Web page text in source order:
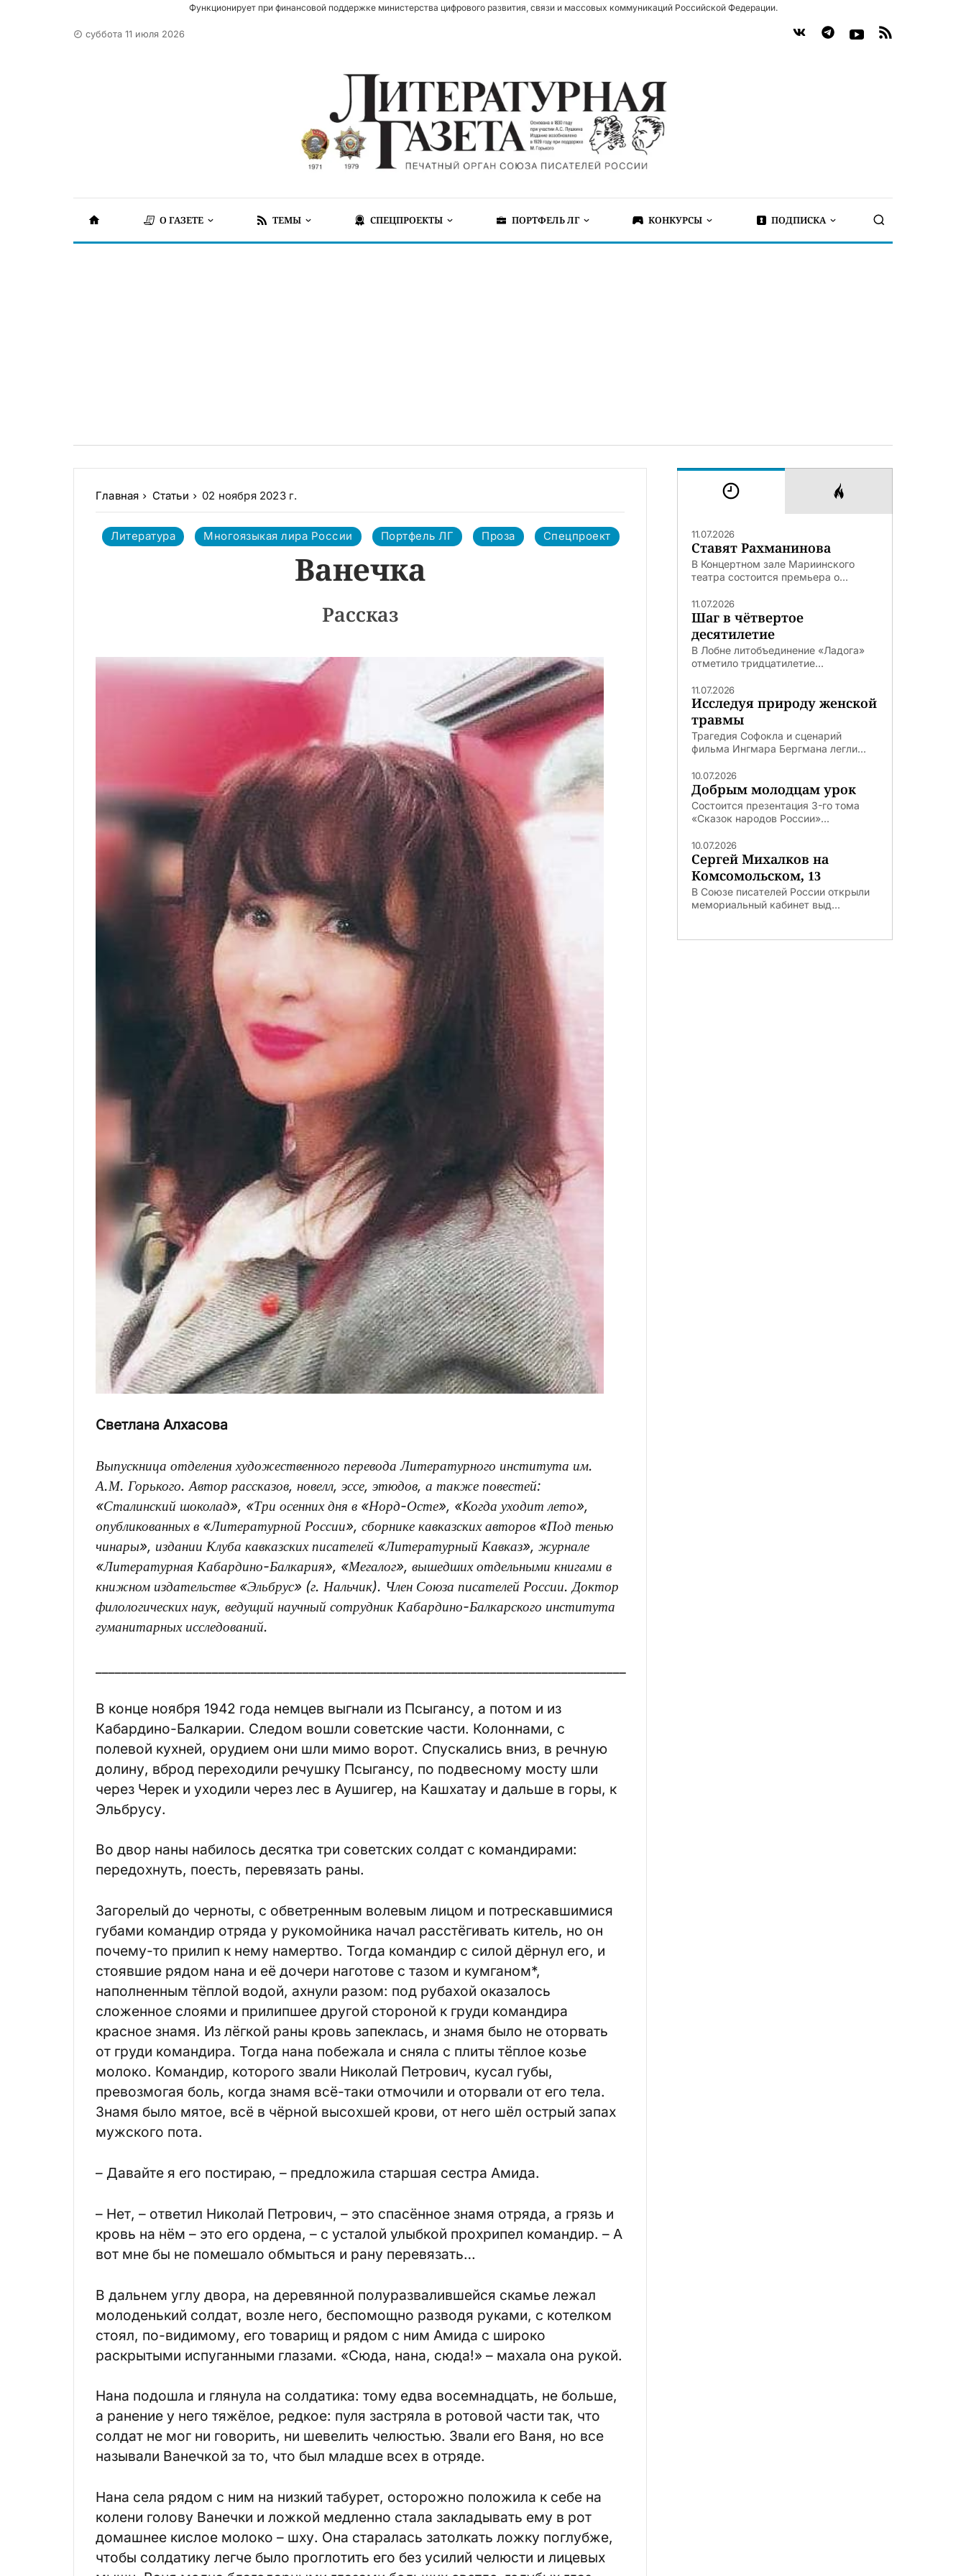
Функционирует при финансовой поддержке министерства цифрового развития, связи и массовых коммуникаций Российской Федерации.
суббота 11 июля 2026
О ГАЗЕТЕ ТЕМЫ СПЕЦПРОЕКТЫ ПОРТФЕЛЬ ЛГ КОНКУРСЫ ПОДПИСКА
Главная Статьи 02 ноября 2023 г.
Литература Многоязыкая лира России Портфель ЛГ Проза Спецпроект
Ванечка
Рассказ
Светлана Алхасова
Выпускница отделения художественного перевода Литературного института им.
А.М. Горького. Автор рассказов, новелл, эссе, этюдов, а также повестей:
«Сталинский шоколад», «Три осенних дня в «Норд-Осте», «Когда уходит лето»,
опубликованных в «Литературной России», сборнике кавказских авторов «Под тенью
чинары», издании Клуба кавказских писателей «Литературный Кавказ», журнале
«Литературная Кабардино-Балкария», «Мегалог», вышедших отдельными книгами в
книжном издательстве «Эльбрус» (г. Нальчик). Член Союза писателей России. Доктор
филологических наук, ведущий научный сотрудник Кабардино-Балкарского института
гуманитарных исследований.
В конце ноября 1942 года немцев выгнали из Псыгансу, а потом и из
Кабардино-Балкарии. Следом вошли советские части. Колоннами, с
полевой кухней, орудием они шли мимо ворот. Спускались вниз, в речную
долину, вброд переходили речушку Псыгансу, по подвесному мосту шли
через Черек и уходили через лес в Аушигер, на Кашхатау и дальше в горы, к
Эльбрусу.
Во двор наны набилось десятка три советских солдат с командирами:
передохнуть, поесть, перевязать раны.
Загорелый до черноты, с обветренным волевым лицом и потрескавшимися
губами командир отряда у рукомойника начал расстёгивать китель, но он
почему-то прилип к нему намертво. Тогда командир с силой дёрнул его, и
стоявшие рядом нана и её дочери наготове с тазом и кумганом*,
наполненным тёплой водой, ахнули разом: под рубахой оказалось
сложенное слоями и прилипшее другой стороной к груди командира
красное знамя. Из лёгкой раны кровь запеклась, и знамя было не оторвать
от груди командира. Тогда нана побежала и сняла с плиты тёплое козье
молоко. Командир, которого звали Николай Петрович, кусал губы,
превозмогая боль, когда знамя всё-таки отмочили и оторвали от его тела.
Знамя было мятое, всё в чёрной высохшей крови, от него шёл острый запах
мужского пота.
– Давайте я его постираю, – предложила старшая сестра Амида.
– Нет, – ответил Николай Петрович, – это спасённое знамя отряда, а грязь и
кровь на нём – это его ордена, – с усталой улыбкой прохрипел командир. – А
вот мне бы не помешало обмыться и рану перевязать…
В дальнем углу двора, на деревянной полуразвалившейся скамье лежал
молоденький солдат, возле него, беспомощно разводя руками, с котелком
стоял, по-видимому, его товарищ и рядом с ним Амида с широко
раскрытыми испуганными глазами. «Сюда, нана, сюда!» – махала она рукой.
Нана подошла и глянула на солдатика: тому едва восемнадцать, не больше,
а ранение у него тяжёлое, редкое: пуля застряла в ротовой части так, что
солдат не мог ни говорить, ни шевелить челюстью. Звали его Ваня, но все
называли Ванечкой за то, что был младше всех в отряде.
Нана села рядом с ним на низкий табурет, осторожно положила к себе на
колени голову Ванечки и ложкой медленно стала закладывать ему в рот
домашнее кислое молоко – шху. Она старалась затолкать ложку поглубже,
чтобы солдатику легче было проглотить его без усилий челюсти и лицевых
11.07.2026
Ставят Рахманинова
В Концертном зале Мариинского
театра состоится премьера о...
11.07.2026
Шаг в чётвертое
десятилетие
В Лобне литобъединение «Ладога»
отметило тридцатилетие...
11.07.2026
Исследуя природу женской
травмы
Трагедия Софокла и сценарий
фильма Ингмара Бергмана легли...
10.07.2026
Добрым молодцам урок
Состоится презентация 3-го тома
«Сказок народов России»...
10.07.2026
Сергей Михалков на
Комсомольском, 13
В Союзе писателей России открыли
мемориальный кабинет выд...